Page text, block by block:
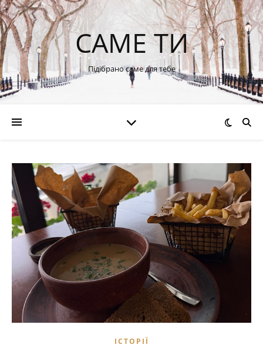
САМЕ ТИ
Підібрано саме для тебе
ІСТОРІЇ